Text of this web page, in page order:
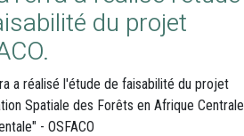
du projet
a réalisé l'étude de faisabilité du projet
Spatiale des Forêts en Afrique Centrale
- OSFACO